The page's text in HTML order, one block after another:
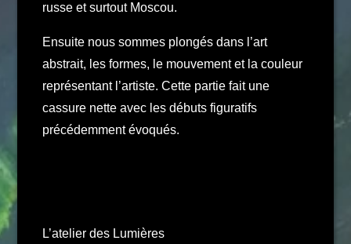
russe et surtout Moscou.
Ensuite nous sommes plongés dans l’art
abstrait, les formes, le mouvement et la couleur
représentant l’artiste. Cette partie fait une
cassure nette avec les débuts figuratifs
précédemment évoqués.
L’atelier des Lumières